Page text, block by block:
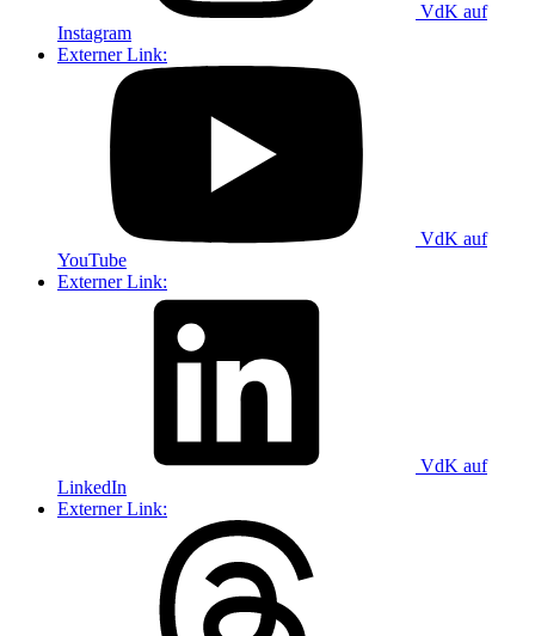
VdK auf
Instagram
Externer Link:
VdK auf
YouTube
Externer Link:
VdK auf
LinkedIn
Externer Link: